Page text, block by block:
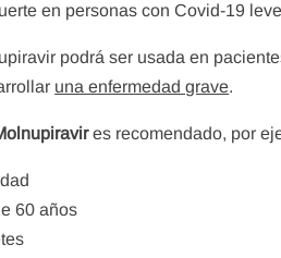
en personas con Covid-19
podrá ser usada en
una enfermedad grave.
es recomendado, por
60 años